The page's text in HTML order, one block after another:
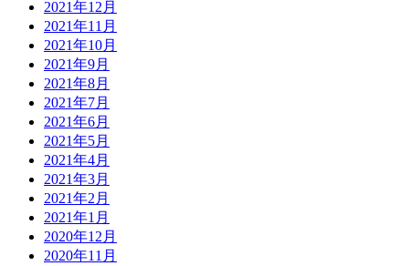
2021年12月
2021年11月
2021年10月
2021年9月
2021年8月
2021年7月
2021年6月
2021年5月
2021年4月
2021年3月
2021年2月
2021年1月
2020年12月
2020年11月